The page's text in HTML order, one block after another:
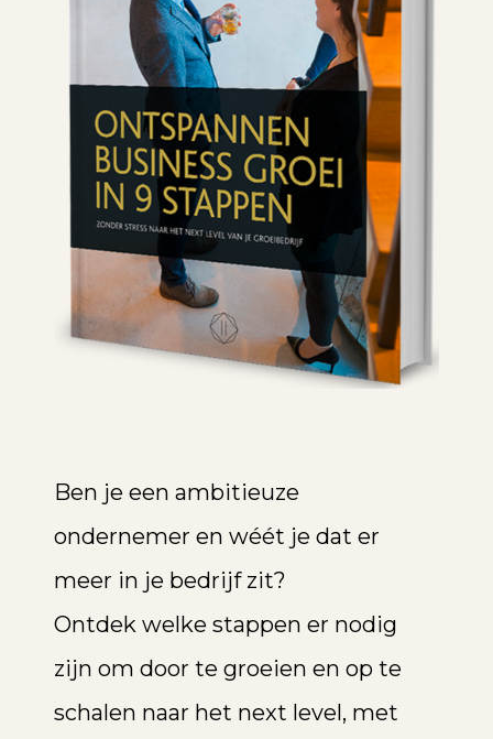
Ben je een ambitieuze
ondernemer en wéét je dat er
meer in je bedrijf zit?
Ontdek welke stappen er nodig
zijn om door te groeien en op te
schalen naar het next level, met